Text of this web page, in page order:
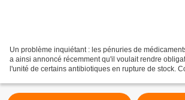
Un problème inquiétant : les pénuries de
a ainsi annoncé récemment qu'il voulait rendre
l'unité de certains antibiotiques en rupture de stock.